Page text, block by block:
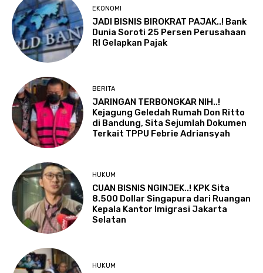
EKONOMI
JADI BISNIS BIROKRAT PAJAK..! Bank
Dunia Soroti 25 Persen Perusahaan
RI Gelapkan Pajak
BERITA
JARINGAN TERBONGKAR NIH..!
Kejagung Geledah Rumah Don Ritto
di Bandung, Sita Sejumlah Dokumen
Terkait TPPU Febrie Adriansyah
HUKUM
CUAN BISNIS NGINJEK..! KPK Sita
8.500 Dollar Singapura dari Ruangan
Kepala Kantor Imigrasi Jakarta
Selatan
HUKUM